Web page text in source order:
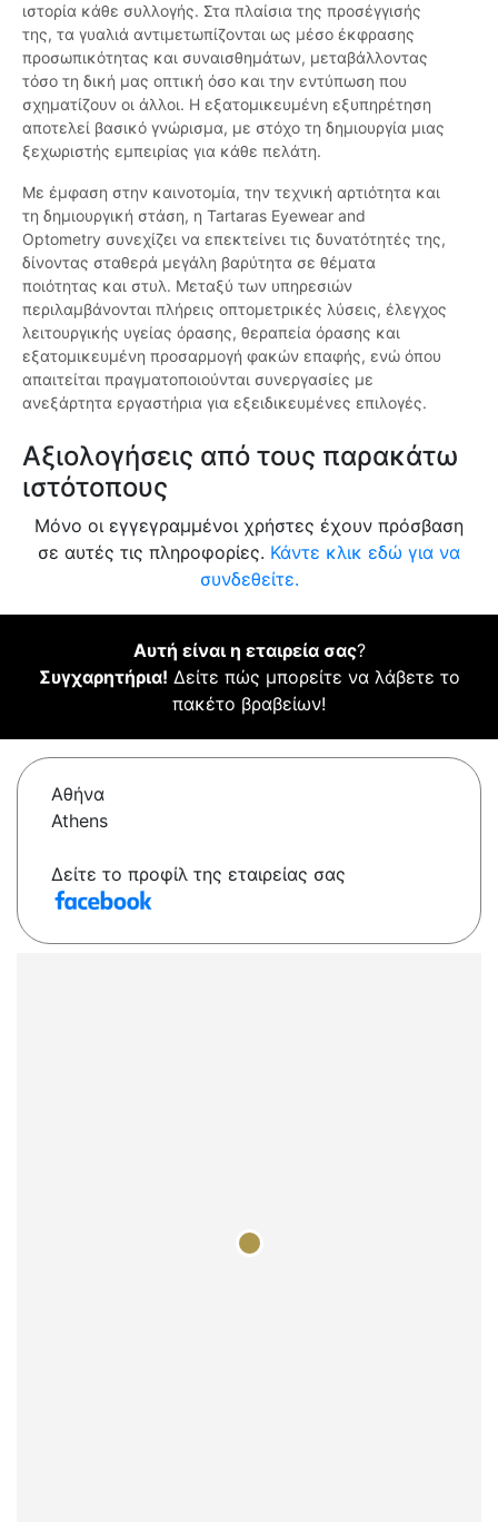
ιστορία κάθε συλλογής. Στα πλαίσια της προσέγγισής
της, τα γυαλιά αντιμετωπίζονται ως μέσο έκφρασης
προσωπικότητας και συναισθημάτων, μεταβάλλοντας
τόσο τη δική μας οπτική όσο και την εντύπωση που
σχηματίζουν οι άλλοι. Η εξατομικευμένη εξυπηρέτηση
αποτελεί βασικό γνώρισμα, με στόχο τη δημιουργία μιας
ξεχωριστής εμπειρίας για κάθε πελάτη.
Με έμφαση στην καινοτομία, την τεχνική αρτιότητα και
τη δημιουργική στάση, η Tartaras Eyewear and
Optometry συνεχίζει να επεκτείνει τις δυνατότητές της,
δίνοντας σταθερά μεγάλη βαρύτητα σε θέματα
ποιότητας και στυλ. Μεταξύ των υπηρεσιών
περιλαμβάνονται πλήρεις οπτομετρικές λύσεις, έλεγχος
λειτουργικής υγείας όρασης, θεραπεία όρασης και
εξατομικευμένη προσαρμογή φακών επαφής, ενώ όπου
απαιτείται πραγματοποιούνται συνεργασίες με
ανεξάρτητα εργαστήρια για εξειδικευμένες επιλογές.
Αξιολογήσεις από τους παρακάτω
ιστότοπους
Μόνο οι εγγεγραμμένοι χρήστες έχουν πρόσβαση
σε αυτές τις πληροφορίες. Κάντε κλικ εδώ για να
συνδεθείτε.
Αυτή είναι η εταιρεία σας?
Συγχαρητήρια! Δείτε πώς μπορείτε να λάβετε το
πακέτο βραβείων!
Αθήνα
Athens
Δείτε το προφίλ της εταιρείας σας